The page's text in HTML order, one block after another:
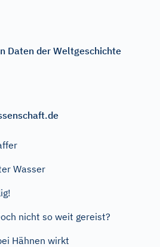
Daten der Weltgeschichte
Wasser
nicht so weit gereist?
Hähnen wirkt